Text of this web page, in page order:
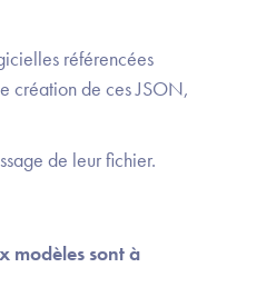
référencées
création de ces JSON,
de leur fichier.
modèles sont à